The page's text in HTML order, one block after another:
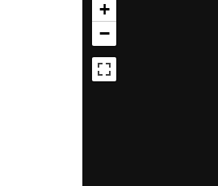
+
−